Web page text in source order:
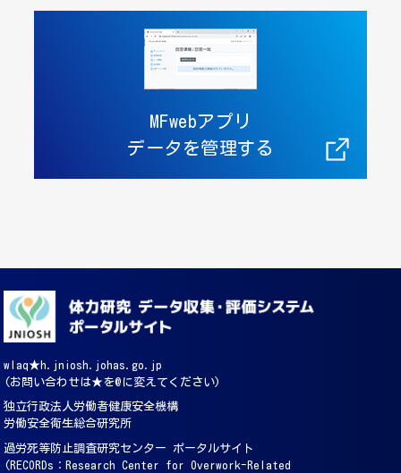
MFwebアプリ
データを管理する
wlaq★h.jniosh.johas.go.jp
(お問い合わせは★を@に変えてください)
独立行政法人労働者健康安全機構
労働安全衛生総合研究所
過労死等防止調査研究センター ポータルサイト
(RECORDs：Research Center for Overwork-Related